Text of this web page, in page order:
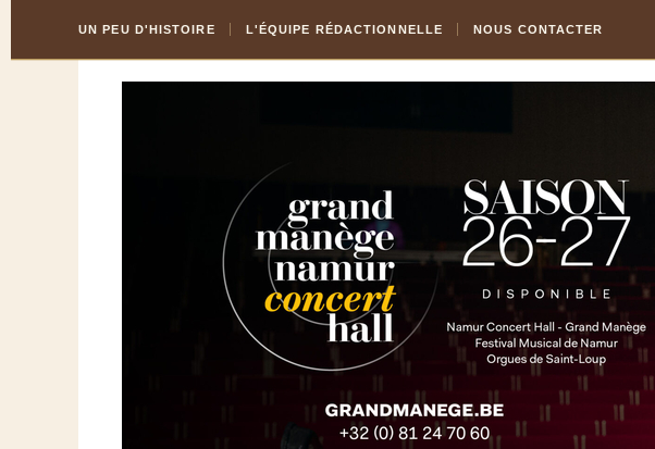
Content
la
UN PEU D'HISTOIRE L'ÉQUIPE RÉDACTIONNELLE NOUS CONTACTER